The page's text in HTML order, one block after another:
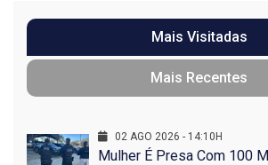
Mais Visitadas
Mais Recentes
02 AGO 2026 - 14:10H
Mulher É Presa Com 100